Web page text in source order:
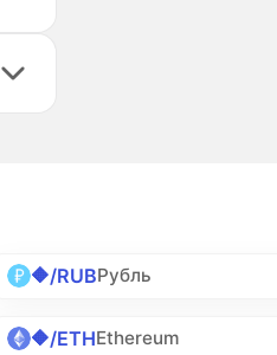
🔶/RUBРубль
🔶/ETHEthereum